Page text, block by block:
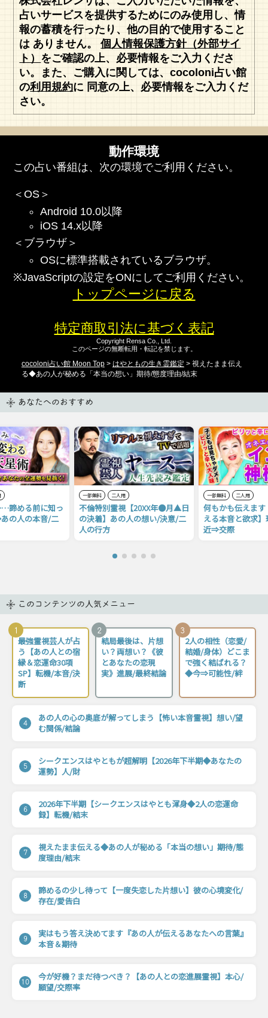
占いサービスを提供するためにのみ使用し、情
報の蓄積を行ったり、他の目的で使用すること
は ありません。個人情報保護方針（外部サイ
ト） をご確認の上、必要情報をご入力くださ
い。また、ご購入に関しては、cocoloni占い館
の利用規約に 同意の上、必要情報をご入力くだ
さい。
動作環境
この占い番組は、次の環境でご利用ください。
＜OS＞
Android 10.0以降
iOS 14.x以降
＜ブラウザ＞
OSに標準搭載されているブラウザ。
※JavaScriptの設定をONにしてご利用ください。
トップページに戻る
特定商取引法に基づく表記
Copyright Rensa Co., Ltd.
このページの無断転用・転記を禁じます。
cocoloni占い館 Moon Top> はやともの生き霊鑑定 > 視えたまま伝え
る◆あの人が秘める「本当の想い」期待/態度理由/結末
あなたへのおすすめ
諦める前に知っ
の人の本音/二
一部無料 二人用
不倫特別霊視【20XX年●月▲日
の決着】あの人の想い/決意/二
人の行方
一部無料 二人用
何もかも伝えま
える本音と欲求
近⇒交際
このコンテンツの人気メニュー
1
最強霊視芸人が占
う【あの人との宿
縁＆恋運命30項
SP】転機/本音/決
断
2
結局最後は、片想
い？両想い？《彼
とあなたの恋現
実》進展/最終結論
3
2人の相性（恋愛/
結婚/身体）どこま
で強く結ばれる？
◆今⇒可能性/絆
4
あの人の心の奥底が解ってしまう【怖い本音霊視】想い/望
む関係/結論
5
シークエンスはやともが超解明【2026年下半期◆あなたの
運勢】人/財
6
2026年下半期【シークエンスはやとも渾身◆2人の恋運命
録】転機/結末
7
視えたまま伝える◆あの人が秘める「本当の想い」期待/態
度理由/結末
8
諦めるの少し待って【一度失恋した片想い】彼の心境変化/
存在/愛告白
9
実はもう答え決めてます『あの人が伝えるあなたへの言葉』
本音＆期待
10
今が好機？まだ待つべき？【あの人との恋進展霊視】本心/
願望/交際率